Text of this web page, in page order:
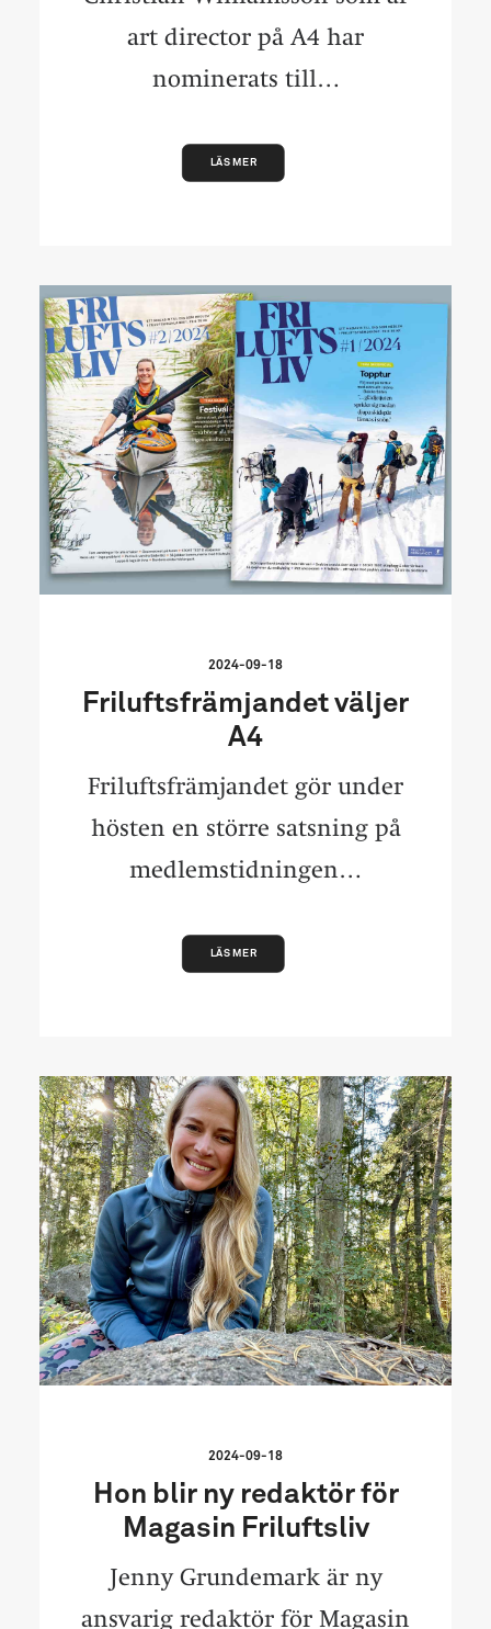
art director på A4 har
nominerats till…
LÄS MER
2024-09-18
Friluftsfrämjandet väljer
A4
Friluftsfrämjandet gör under
hösten en större satsning på
medlemstidningen…
LÄS MER
2024-09-18
Hon blir ny redaktör för
Magasin Friluftsliv
Jenny Grundemark är ny
ansvarig redaktör för Magasin